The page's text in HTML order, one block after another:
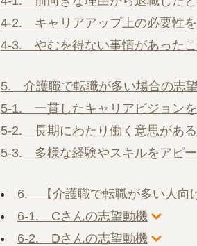
4-2. キャリアアップ上の必要性を
4-3. やむを得ない事情があった
5. 介護職で転職が多い場合の志
5-1. 一貫したキャリアビジョン
5-2. 長期にわたり働く意思があ
5-3. 多様な経験やスキルをアピ
6. 【介護職で転職が多い人向
6-1. Cさんの志望動機
6-2. Dさんの志望動機